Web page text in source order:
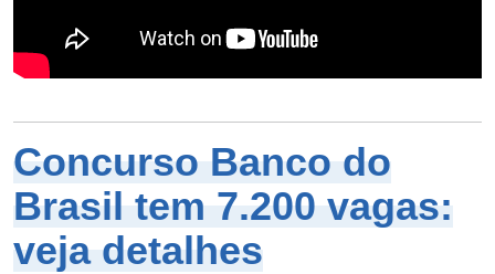
Concurso Banco do
Brasil tem 7.200 vagas:
veja detalhes